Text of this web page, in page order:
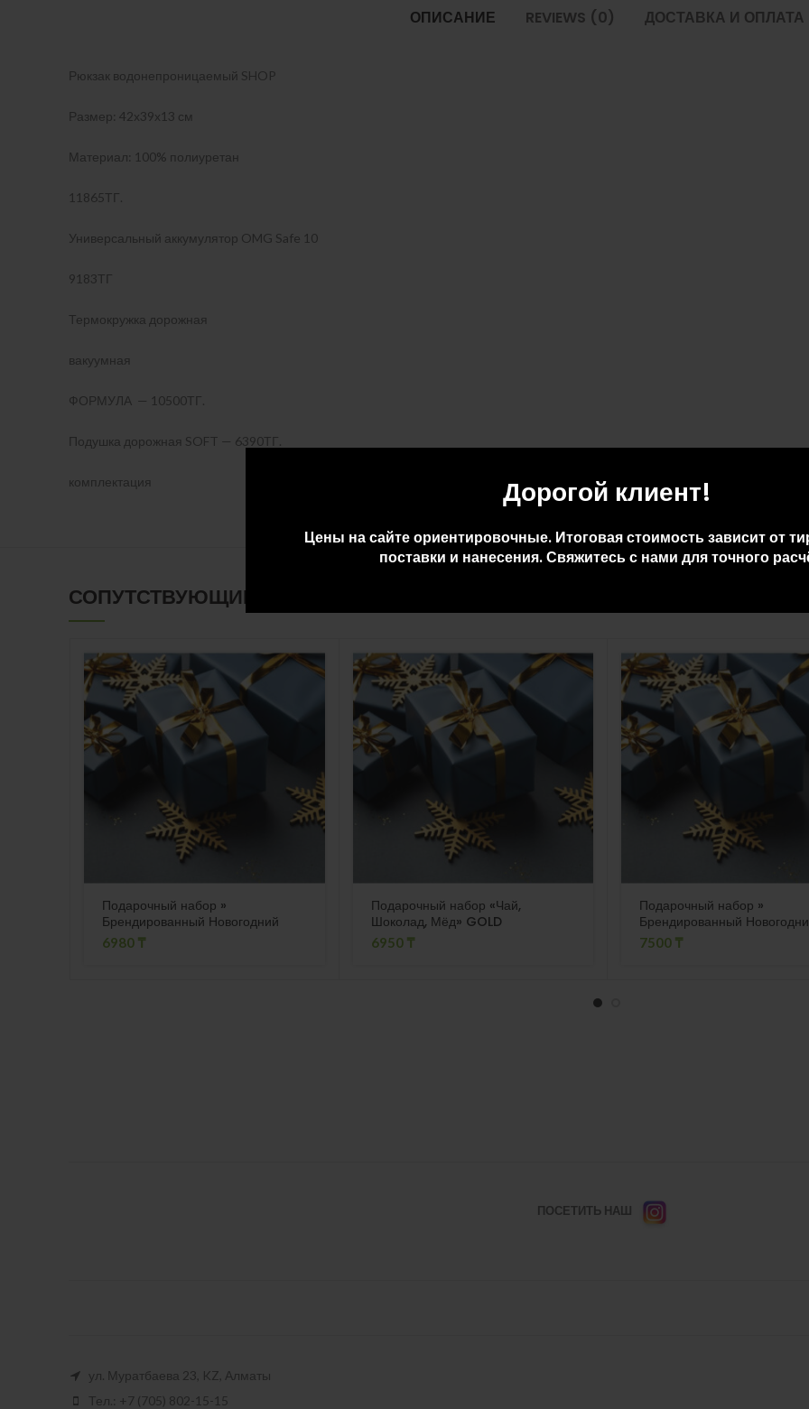
Дорогой клиент!
Цены на сайте ориентировочные. Итоговая стоимость зависит от
поставки и нанесения. Свяжитесь с нами для точного
ОПИСАНИЕ REVIEWS (0) ДОСТАВКА И ОПЛАТА
Рюкзак водонепроницаемый SHOP
Размер: 42х39х13 см
Материал: 100% полиуретан
11865ТГ.
Универсальный аккумулятор OMG Safe 10
9183ТГ
Термокружка дорожная
вакуумная
ФОРМУЛА — 10500ТГ.
Подушка дорожная SOFT — 6390ТГ.
комплектация
СОПУТСТВУЮЩИЕ ТОВАРЫ
Подарочный набор »
Брендированный Новогодний
подарок 3″
6980 ₸
Подарочный набор «Чай,
Шоколад, Мёд» GOLD
6950 ₸
Подарочный набор »
Брендированный
подарок 4″, термокружка
7500 ₸
ПОСЕТИТЬ НАШ
ул. Муратбаева 23, KZ, Алматы
Тел.: +7 (705) 802-15-15